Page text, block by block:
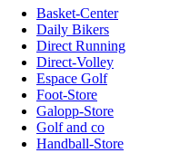
Basket-Center
Daily Bikers
Direct Running
Direct-Volley
Espace Golf
Foot-Store
Galopp-Store
Golf and co
Handball-Store